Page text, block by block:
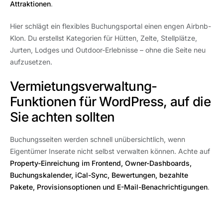
Attraktionen.
Hier schlägt ein flexibles Buchungsportal einen engen Airbnb-
Klon. Du erstellst Kategorien für Hütten, Zelte, Stellplätze,
Jurten, Lodges und Outdoor-Erlebnisse – ohne die Seite neu
aufzusetzen.
Vermietungsverwaltung-
Funktionen für WordPress, auf die
Sie achten sollten
Buchungsseiten werden schnell unübersichtlich, wenn
Eigentümer Inserate nicht selbst verwalten können. Achte auf
Property-Einreichung im Frontend, Owner-Dashboards,
Buchungskalender, iCal-Sync, Bewertungen, bezahlte
Pakete, Provisionsoptionen und E-Mail-Benachrichtigungen.